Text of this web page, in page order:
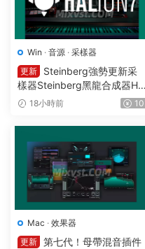
Win · 音源 · 采樣器
更新
Steinberg強勢更新采
樣器Steinberg黑龍合成器HA
Lion v7.5.0 WIN
18小時前 10
Mac · 效果器
更新 第七代！母帶混音插件